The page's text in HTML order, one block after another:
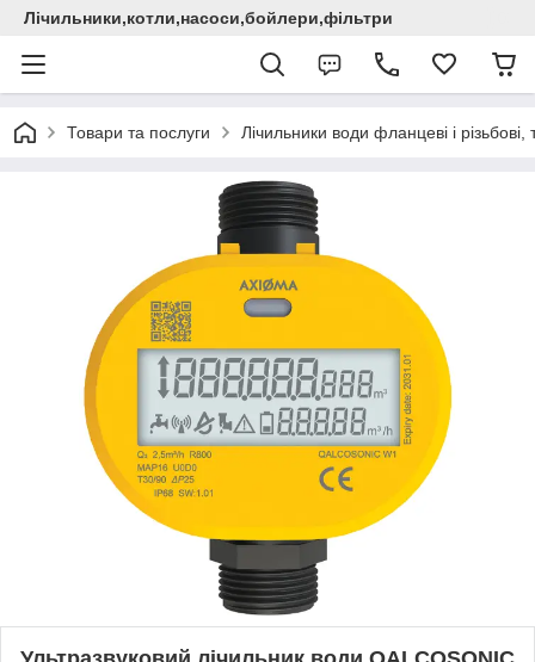
Лічильники,котли,насоси,бойлери,фільтри
Товари та послуги Лічильники води фланцеві і